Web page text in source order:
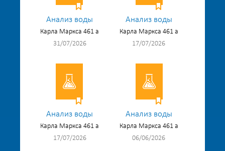
Анализ воды
Карла Маркса 461 а
31/07/2026
Анализ воды
Карла Маркса 461 а
17/07/2026
Анализ воды
Карла Маркса 461 а
17/07/2026
Анализ воды
Карла Маркса 461 а
06/06/2026